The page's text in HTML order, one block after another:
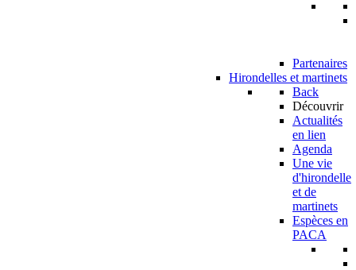
Partenaires
Hirondelles et martinets
Back
Découvrir
Actualités
en lien
Agenda
Une vie
d'hirondelle
et de
martinets
Espèces en
PACA